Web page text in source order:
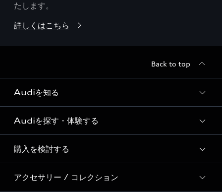
たします。
詳しくはこちら
Back to top
Audiを知る
Audi ブランド
Story of Progress
Audi Sport
Formula 1®
Audiを探す・体験する
ディーラー検索
新車在庫検索
購入を検討する
モデル一覧
アクセサリー / コレクション